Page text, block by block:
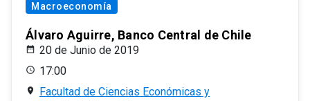
Macroeconomía
Álvaro Aguirre, Banco Central de Chile
20 de Junio de 2019
17:00
Facultad de Ciencias Económicas y